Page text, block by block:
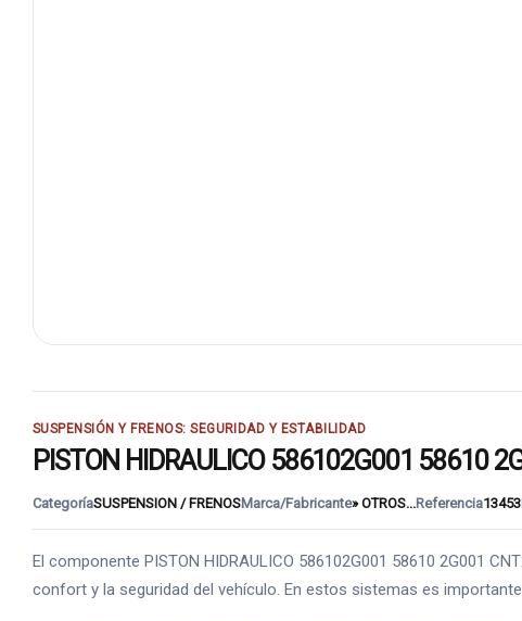
SUSPENSIÓN Y FRENOS: SEGURIDAD Y ESTABILIDAD
PISTON HIDRAULICO 586102G001 58610
CategoríaSUSPENSION / FRENOSMarca/Fabricante» OTROS...Referencia13453
El componente PISTON HIDRAULICO 586102G001 58610 2G001
confort y la seguridad del vehículo. En estos sistemas es